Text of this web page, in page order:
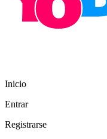
Inicio
Entrar
Registrarse